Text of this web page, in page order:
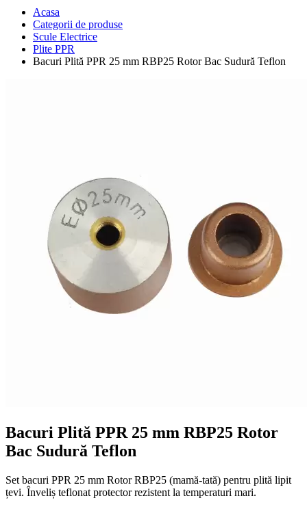
Acasa
Categorii de produse
Scule Electrice
Plite PPR
Bacuri Plită PPR 25 mm RBP25 Rotor Bac Sudură Teflon
Bacuri Plită PPR 25 mm RBP25 Rotor
Bac Sudură Teflon
Set bacuri PPR 25 mm Rotor RBP25 (mamă-tată) pentru plită lipit
țevi. Înveliș teflonat protector rezistent la temperaturi mari.